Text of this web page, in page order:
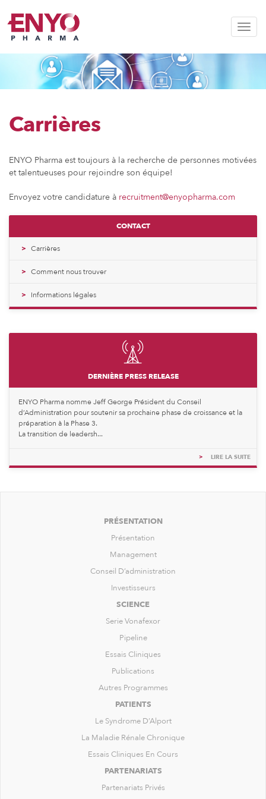
Carrières
ENYO Pharma est toujours à la recherche de personnes motivées
et talentueuses pour rejoindre son équipe!
Envoyez votre candidature à recruitment@enyopharma.com
CONTACT
Carrières
Comment nous trouver
Informations légales
DERNIÈRE PRESS RELEASE
ENYO Pharma nomme Jeff George Président du Conseil
d’Administration pour soutenir sa prochaine phase de croissance et la
préparation à la Phase 3.
La transition de leadersh...
> LIRE LA SUITE
PRÉSENTATION
Présentation
Management
Conseil D’administration
Investisseurs
SCIENCE
Serie Vonafexor
Pipeline
Essais Cliniques
Publications
Autres Programmes
PATIENTS
Le Syndrome D’Alport
La Maladie Rénale Chronique
Essais Cliniques En Cours
PARTENARIATS
Partenariats Privés